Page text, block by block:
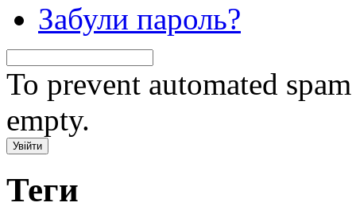
Забули пароль?
To prevent automated
empty.
Теги